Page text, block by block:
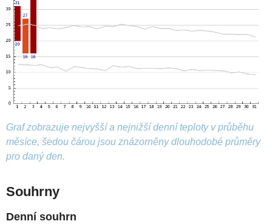
Graf zobrazuje nejvyšší a nejnižší denní teploty v průběhu
měsíce, šedou čárou jsou znázorněny dlouhodobé průměry
pro daný den.
Souhrny
Denní souhrn